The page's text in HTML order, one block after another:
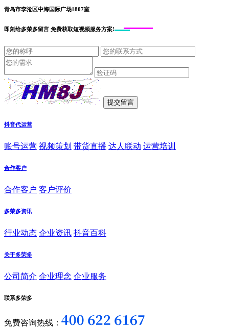
青岛市李沧区中海国际广场1807室
即刻给多荣多留言 免费获取短视频服务方案!
抖音代运营
账号运营 视频策划 带货直播 达人联动 运营培训
合作客户
合作客户 客户评价
多荣多资讯
行业动态 企业资讯 抖音百科
关于多荣多
公司简介 企业理念 企业服务
联系多荣多
免费咨询热线：